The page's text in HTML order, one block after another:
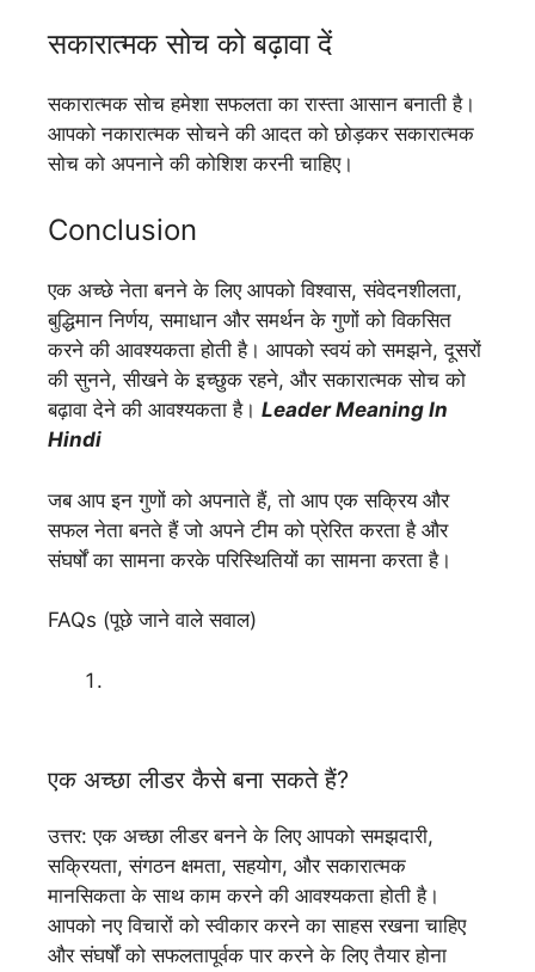
सकारात्मक सोच को बढ़ावा दें
सकारात्मक सोच हमेशा सफलता का रास्ता आसान बनाती है।
आपको नकारात्मक सोचने की आदत को छोड़कर सकारात्मक
सोच को अपनाने की कोशिश करनी चाहिए।
Conclusion
एक अच्छे नेता बनने के लिए आपको विश्वास, संवेदनशीलता,
बुद्धिमान निर्णय, समाधान और समर्थन के गुणों को विकसित
करने की आवश्यकता होती है। आपको स्वयं को समझने, दूसरों
की सुनने, सीखने के इच्छुक रहने, और सकारात्मक सोच को
बढ़ावा देने की आवश्यकता है। Leader Meaning In
Hindi
जब आप इन गुणों को अपनाते हैं, तो आप एक सक्रिय और
सफल नेता बनते हैं जो अपने टीम को प्रेरित करता है और
संघर्षों का सामना करके परिस्थितियों का सामना करता है।
FAQs (पूछे जाने वाले सवाल)
एक अच्छा लीडर कैसे बना सकते हैं?
उत्तर: एक अच्छा लीडर बनने के लिए आपको समझदारी,
सक्रियता, संगठन क्षमता, सहयोग, और सकारात्मक
मानसिकता के साथ काम करने की आवश्यकता होती है।
आपको नए विचारों को स्वीकार करने का साहस रखना चाहिए
और संघर्षों को सफलतापूर्वक पार करने के लिए तैयार होना